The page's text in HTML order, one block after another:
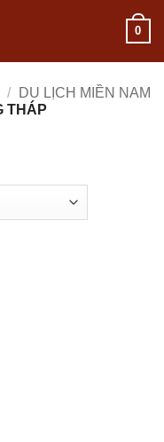
0
/
DU LỊCH MIỀN NAM
THÁP